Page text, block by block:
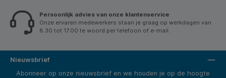
Persoonlijk advies van onze klantenservice
Onze ervaren medewerkers staan je graag op werkdagen van
8.30 tot 17.00 te woord per telefoon of e-mail.
Nieuwsbrief
Abonneer op onze nieuwsbrief en we houden je op de hoogte